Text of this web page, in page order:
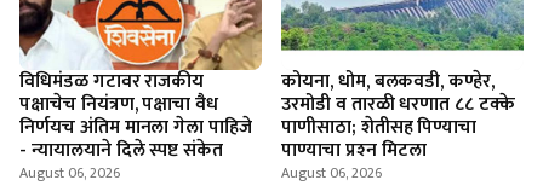
विधिमंडळ गटावर राजकीय
पक्षाचेच नियंत्रण, पक्षाचा वैध
निर्णयच अंतिम मानला गेला पाहिजे
- न्यायालयाने दिले स्पष्ट संकेत
August 06, 2026
कोयना, धोम, बलकवडी, कण्हेर,
उरमोडी व तारळी धरणात ८८ टक्के
पाणीसाठा; शेतीसह पिण्याचा
पाण्याचा प्रश्‍न मिटला
August 06, 2026